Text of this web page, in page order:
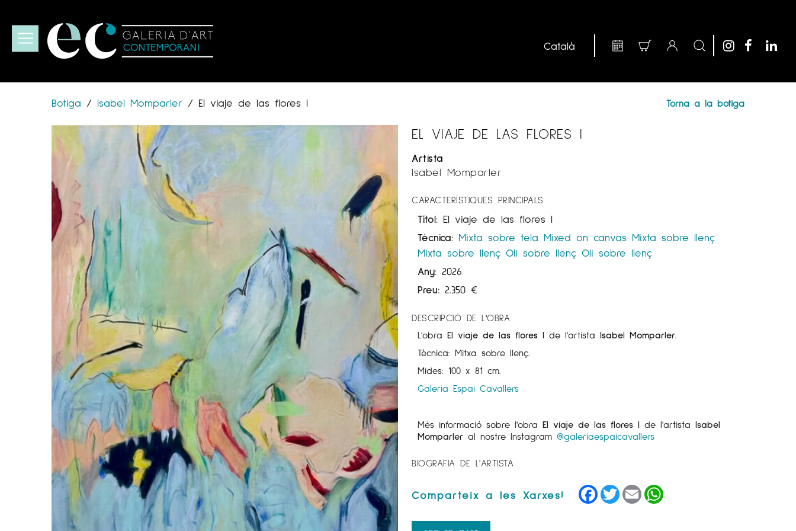
Botiga / Isabel Momparler / El viaje de las flores I Torna a la botiga
EL VIAJE DE LAS FLORES I
Artista
Isabel Momparler
CARACTERÍSTIQUES PRINCIPALS
Títol: El viaje de las flores I
Tècnica: Mixta sobre tela Mixed on canvas Mixta sobre llenç
Mixta sobre llenç Oli sobre llenç Oli sobre llenç
Any: 2026
Preu: 2.350€
DESCRIPCIÓ DE L'OBRA
L'obraEl viaje de las flores Ide l'artistaIsabel Momparler.
Tècnica: Mitxa sobre llenç.
Mides: 100 x 81 cm.
Galeria Espai Cavallers
Més informació sobre l'obraEl viaje de las flores Ide l'artistaIsabel
Momparleral nostre Instagram@galeriaespaicavallers
BIOGRAFIA DE L'ARTISTA
Facebook
TwitterEmail